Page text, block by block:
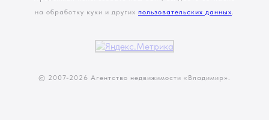
на обработку куки и других пользовательских данных.
© 2007-2026 Агентство недвижимости «Владимир».